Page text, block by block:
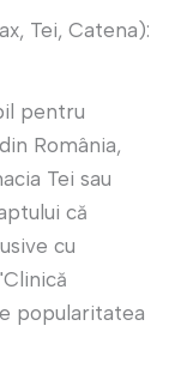
Tei, Catena):
pentru
România,
Tei sau
că
cu
popularitatea